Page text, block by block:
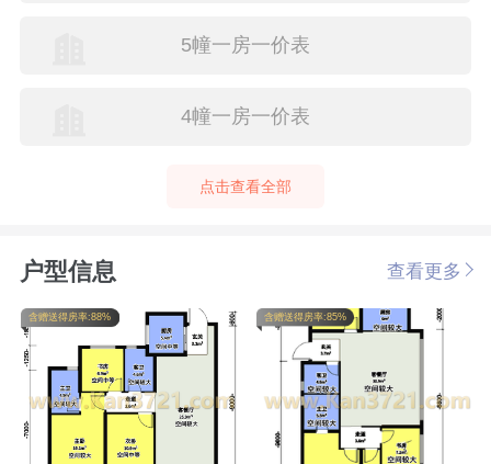
5幢一房一价表
4幢一房一价表
点击查看全部
户型信息 查看更多
含赠送得房率:88% 含赠送得房率:85%